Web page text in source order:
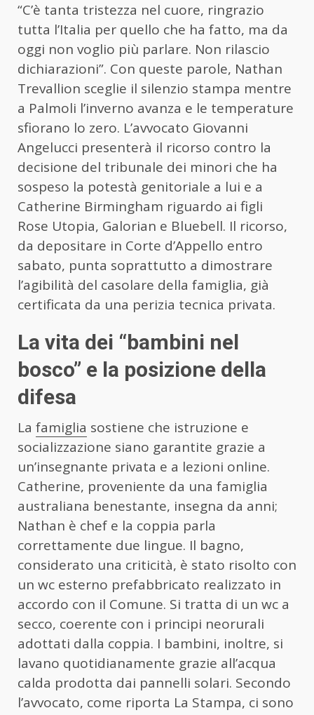
“C’è tanta tristezza nel cuore, ringrazio
tutta l’Italia per quello che ha fatto, ma da
oggi non voglio più parlare. Non rilascio
dichiarazioni”. Con queste parole, Nathan
Trevallion sceglie il silenzio stampa mentre
a Palmoli l’inverno avanza e le temperature
sfiorano lo zero. L’avvocato Giovanni
Angelucci presenterà il ricorso contro la
decisione del tribunale dei minori che ha
sospeso la potestà genitoriale a lui e a
Catherine Birmingham riguardo ai figli
Rose Utopia, Galorian e Bluebell. Il ricorso,
da depositare in Corte d’Appello entro
sabato, punta soprattutto a dimostrare
l’agibilità del casolare della famiglia, già
certificata da una perizia tecnica privata.
La vita dei “bambini nel
bosco” e la posizione della
difesa
La famiglia sostiene che istruzione e
socializzazione siano garantite grazie a
un’insegnante privata e a lezioni online.
Catherine, proveniente da una famiglia
australiana benestante, insegna da anni;
Nathan è chef e la coppia parla
correttamente due lingue. Il bagno,
considerato una criticità, è stato risolto con
un wc esterno prefabbricato realizzato in
accordo con il Comune. Si tratta di un wc a
secco, coerente con i principi neorurali
adottati dalla coppia. I bambini, inoltre, si
lavano quotidianamente grazie all’acqua
calda prodotta dai pannelli solari. Secondo
l’avvocato, come riporta La Stampa, ci sono